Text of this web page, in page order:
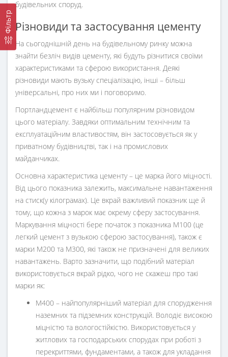
Фільтр
будівельних споруд.
Різновиди та застосування цементу
На сьогоднішній день на будівельному ринку можна
знайти безліч видів цементу, які будуть різнитися своїми
характеристиками та сферою використання. Деякі
різновиди мають вузьку спеціалізацію, інші – більш
універсальні, про них ми і поговоримо.
Портландцемент є найбільш популярним різновидом
цього матеріалу. Завдяки оптимальним технічним та
експлуатаційним властивостям, він застосовується як у
приватному будівництві, так і на промислових
майданчиках.
Основна характеристика цементу – це марка його міцності.
Від цього показника залежить, максимальне навантаження
на стиск(у кілограмах). Це вкрай важливий показник ще й
тому, що кожна з марок має окрему сферу застосування.
Маркування міцності бере початок з показника М100 (це
легкий цемент з вузькою сферою застосування), також є
марки М200 та М300, які також не призначені для великих
навантажень. Варто зазначити, що подібний матеріал
використовується вкрай рідко, чого не скажеш про такі
марки як:
М400 – найпопулярніший матеріал для спорудження
наземних та підземних конструкцій. Володіє високою
міцністю та вологостійкістю. Використовується у
житлових та господарських спорудах при роботі з
перекриттями, фундаментами, а також для укладання